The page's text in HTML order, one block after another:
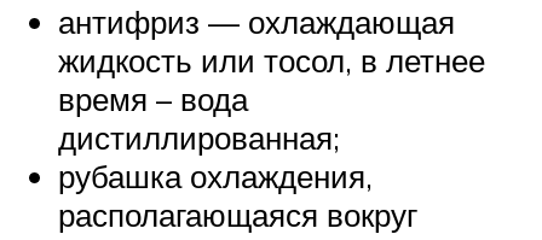
антифриз — охлаждающая
жидкость или тосол, в летнее
время – вода
дистиллированная;
рубашка охлаждения,
располагающаяся вокруг